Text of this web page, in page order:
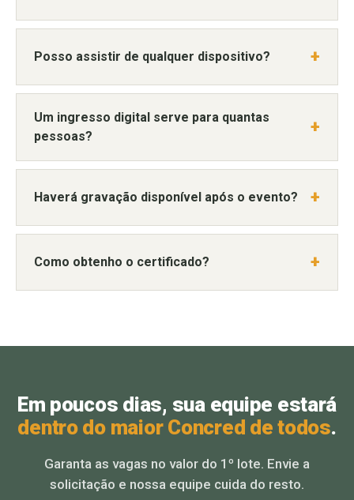
Posso assistir de qualquer dispositivo?
Um ingresso digital serve para quantas
pessoas?
Haverá gravação disponível após o evento?
Como obtenho o certificado?
Em poucos dias, sua equipe estará
dentro do maior Concred de todos.
Garanta as vagas no valor do 1º lote. Envie a
solicitação e nossa equipe cuida do resto.